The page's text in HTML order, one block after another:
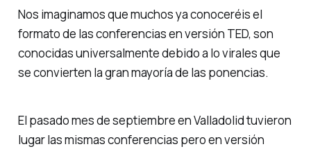
Nos imaginamos que muchos ya conoceréis el
formato de las conferencias en versión TED, son
conocidas universalmente debido a lo virales que
se convierten la gran mayoría de las ponencias.
El pasado mes de septiembre en Valladolid tuvieron
lugar las mismas conferencias pero en versión